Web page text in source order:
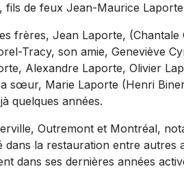
fils de feux Jean-Maurice
frères, Jean Laporte,
Tracy, son amie, Geneviève
Alexandre Laporte, Olivier
sœur, Marie Laporte (Henri
quelques années.
Outremont et Montréal,
dans la restauration entre autres
dans ses dernières années